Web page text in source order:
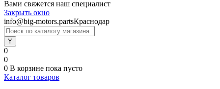
Вами свяжется наш специалист
Закрыть окно
info@big-motors.partsКраснодар
0
0
0 В корзине пока пусто
Каталог товаров